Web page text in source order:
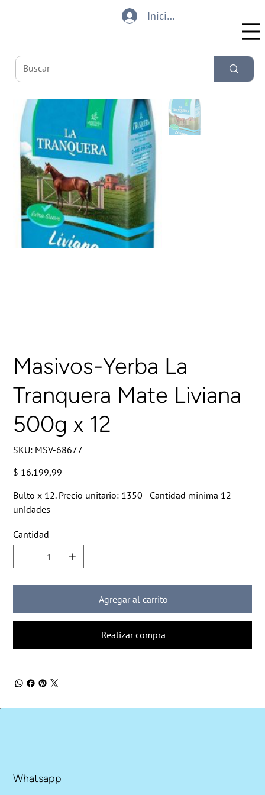
Iniciar sesión
Masivos-Yerba La
Tranquera Mate Liviana
500g x 12
SKU: SKU
MSV-
MSV-68677
Precio
$ 16.199,99
Bulto x 12. Precio unitario: 1350 - Cantidad minima 12
unidades
Cantidad
Agregar al carrito
Realizar compra
Whatsapp